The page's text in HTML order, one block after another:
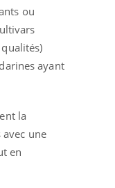
ou
ayant
la
une
en